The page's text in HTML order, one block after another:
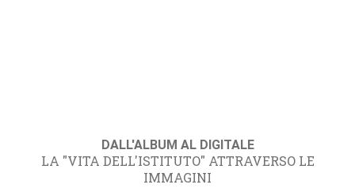
DALL'ALBUM AL DIGITALE
LA "VITA DELL'ISTITUTO" ATTRAVERSO LE
IMMAGINI